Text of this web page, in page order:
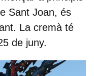
Sant Joan, és
La cremà té
de juny.